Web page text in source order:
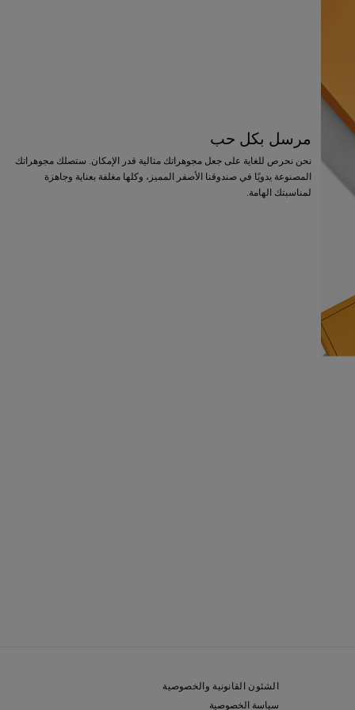
مرسل بكل حب
نحن نحرص للغاية على جعل مجوهراتك مثالية قدر الإمكان. ستصلك مجوهراتك
المصنوعة يدويًا في صندوقنا الأصفر المميز، وكلها مغلفة بعناية وجاهزة
لمناسبتك الهامة.
الشئون القانونية والخصوصية
سياسة الخصوصية